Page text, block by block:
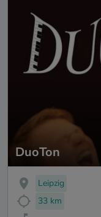
DuoTon
Leipzig
33 km